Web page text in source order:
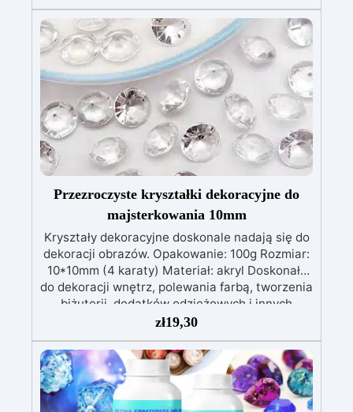
Przezroczyste kryształki dekoracyjne do
majsterkowania 10mm
Kryształy dekoracyjne doskonale nadają się do
dekoracji obrazów. Opakowanie: 100g Rozmiar:
10*10mm (4 karaty) Materiał: akryl Doskonały
do ​​dekoracji wnętrz, polewania farbą, tworzenia
biżuterii, dodatków odzieżowych i innych
rzemiosł. Zastosowania: hobby, dekoracja
domu, sztuki piękne, majsterkowanie. Sposób
użycia: umieść na bazie tworząc wybrany przez
siebie wzór, a następnie wylej na wierzch
żywicę. Poczekaj, aż żywica stwardnieje.
Możliwość barwienia dowolnym barwnikiem.
zł19,30